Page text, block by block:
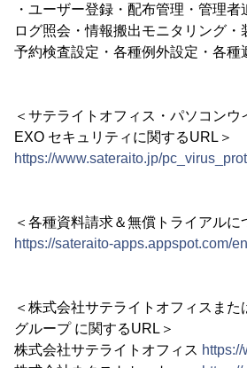
・ユーザー登録・配布管理・管理
ログ照会・情報搬出モニタリング・
予約検査設定・各種例外設定・各種
＜サテライトオフィス・パソコンウ
EXO セキュリティに関するURL＞
https://www.sateraito.jp/
＜各種資料請求＆無償トライアルに
https://sateraito-apps.appspot.com/
＜株式会社サテライトオフィスまた
グループ に関するURL＞
株式会社サテライトオフィス